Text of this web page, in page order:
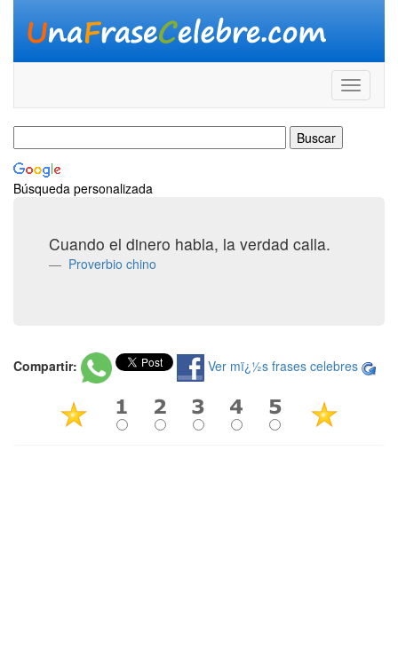
Búsqueda personalizada
Cuando el dinero habla, la verdad calla.
Proverbio chino
Compartir: Ver mï¿½s frases celebres